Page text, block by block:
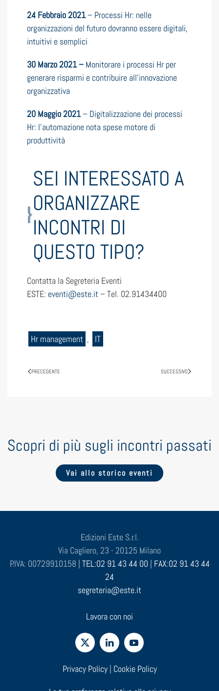
24 Febbraio 2021– Processi Hr: nelle
organizzazioni del futuro dovranno essere digitali,
intuitivi e semplici
30 Marzo 2021 – Monitorare i processi Hr per
generare risparmi e contribuire all’innovazione
organizzativa
20 Maggio 2021– Digitalizzazione dei processi
Hr: l’automazione nota spese motore di
produttività
SEI INTERESSATO A
ORGANIZZARE
INCONTRI DI
QUESTO TIPO?
Contatta la Segreteria Eventi
ESTE: eventi@este.it – Tel. 02.91434400
Hr management , IT
PRECEDENTE SUCCESSIVO
Scopri di più sugli incontri passati
Vai allo storico eventi
Edizioni Este S.r.l.
Via Cagliero, 23 - 20125 Milano
P.IVA: 00729910158 | TEL:02 91 43 44 00 | FAX:02 91 43 44
24
segreteria@este.it
Lavora con noi
Privacy Policy| Cookie Policy